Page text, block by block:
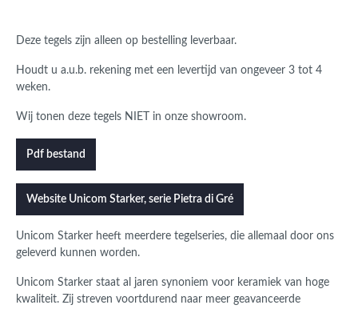
Deze tegels zijn alleen op bestelling leverbaar.
Houdt u a.u.b. rekening met een levertijd van ongeveer 3 tot 4
weken.
Wij tonen deze tegels NIET in onze showroom.
Pdf bestand
Website Unicom Starker, serie Pietra di Gré
Unicom Starker heeft meerdere tegelseries, die allemaal door ons
geleverd kunnen worden.
Unicom Starker staat al jaren synoniem voor keramiek van hoge
kwaliteit. Zij streven voortdurend naar meer geavanceerde